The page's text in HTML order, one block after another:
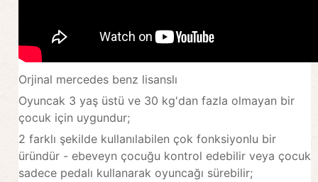
Orjinal mercedes benz lisanslı
Oyuncak 3 yaş üstü ve 30 kg'dan fazla olmayan bir
çocuk için uygundur;
2 farklı şekilde kullanılabilen çok fonksiyonlu bir
üründür - ebeveyn çocuğu kontrol edebilir veya çocuk
sadece pedalı kullanarak oyuncağı sürebilir;